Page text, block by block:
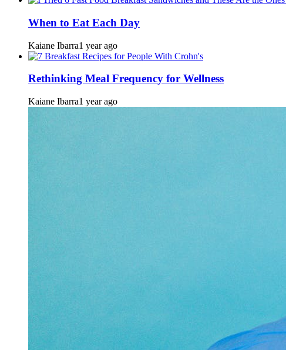
When to Eat Each Day
Kaiane Ibarra1 year ago
Rethinking Meal Frequency for Wellness
Kaiane Ibarra1 year ago